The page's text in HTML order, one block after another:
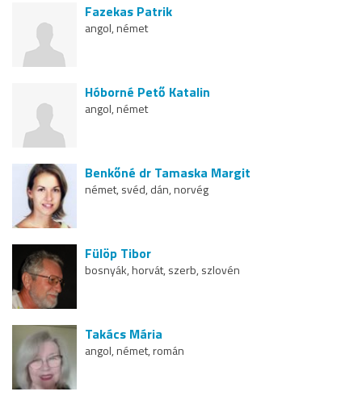
Fazekas Patrik
angol, német
Hóborné Pető Katalin
angol, német
Benkőné dr Tamaska Margit
német, svéd, dán, norvég
Fülöp Tibor
bosnyák, horvát, szerb, szlovén
Takács Mária
angol, német, román